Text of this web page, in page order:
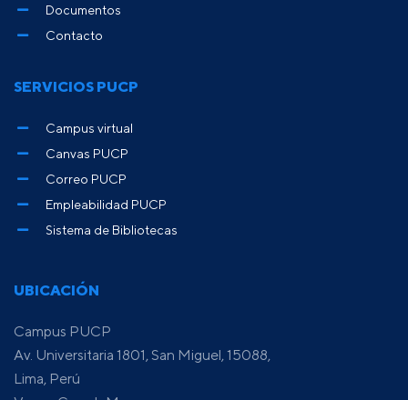
UBICACIÓN
Campus PUCP
Av. Universitaria 1801, San Miguel, 15088,
Lima, Perú
Documentos
Contacto
SERVICIOS PUCP
Campus virtual
Canvas PUCP
Correo PUCP
Empleabilidad PUCP
Sistema de Bibliotecas